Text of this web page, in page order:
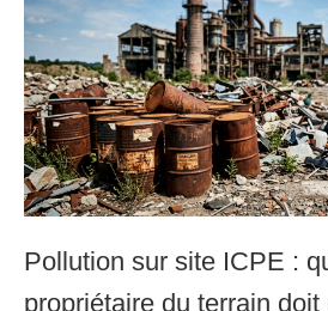
Pollution sur site ICPE :
propriétaire du terrain